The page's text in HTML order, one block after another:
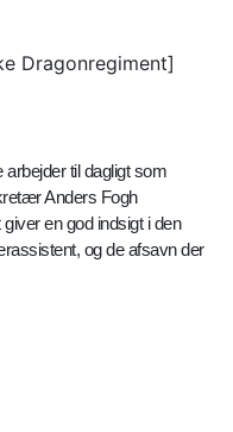
Dragonregiment]
til dagligt som
Anders Fogh
en god indsigt i den
og de afsavn der